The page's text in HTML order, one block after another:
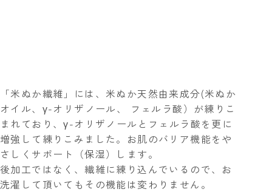
「米ぬか繊維」には、米ぬか天然由来成分(米ぬか
オイル、γ-オリザノール、 フェルラ酸）が練りこ
まれており、γ-オリザノールとフェルラ酸を更に
増強して練りこみました。お肌のバリア機能をや
さしくサポート（保湿）します。
後加工ではなく、繊維に練り込んでいるので、お
洗濯して頂いてもその機能は変わりません。